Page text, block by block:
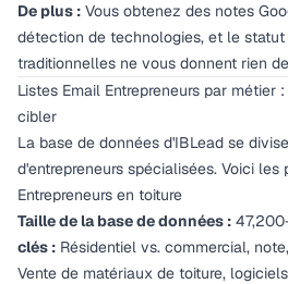
De plus : Vous obtenez des notes
détection de technologies, et le statut
traditionnelles ne vous donnent rien
Listes Email Entrepreneurs par métier
cibler
La base de données d'IBLead se
d'entrepreneurs spécialisées. Voici les
Entrepreneurs en toiture
Taille de la base de données :
clés : Résidentiel vs. commercial,
Vente de matériaux de toiture,